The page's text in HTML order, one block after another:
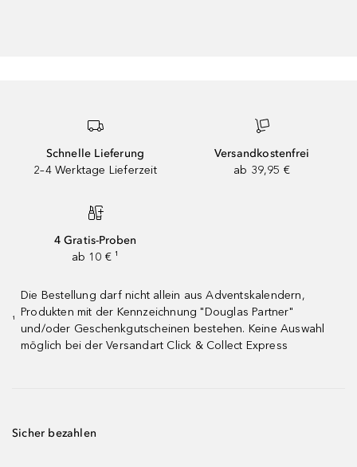
Schnelle Lieferung
2–4 Werktage Lieferzeit
Versandkostenfrei
ab 39,95 €
4 Gratis-Proben
ab 10 € ¹
¹
Die Bestellung darf nicht allein aus Adventskalendern,
Produkten mit der Kennzeichnung "Douglas Partner"
und/oder Geschenkgutscheinen bestehen. Keine Auswahl
möglich bei der Versandart Click & Collect Express
Sicher bezahlen